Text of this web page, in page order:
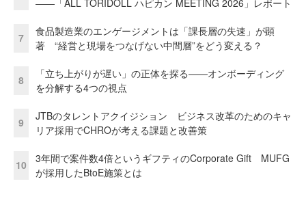
7
食品製造業のエンゲージメントは「課長層の失速」が顕
著 “経営と現場をつなげない中間層”をどう変える？
8
「立ち上がりが遅い」の正体を探る——オンボーディング
を分解する4つの視点
9
JTBのタレントアクイジション ビジネス改革のためのキャ
リア採用でCHROが考える課題と改善策
10
3年間で案件数4倍というギフティのCorporate Gift MUFG
が採用したBtoE施策とは